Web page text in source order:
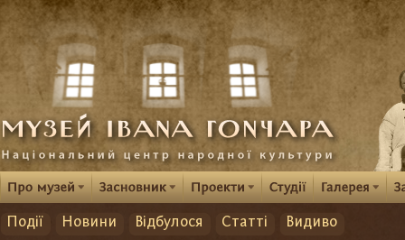
Події Новини Відбулося Статті Видиво